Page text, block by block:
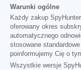
Warunki ogólne
Każdy zakup
oferowany okres
automatycznego
stosowane
poinformujemy Cię o
Wszystkie wersje